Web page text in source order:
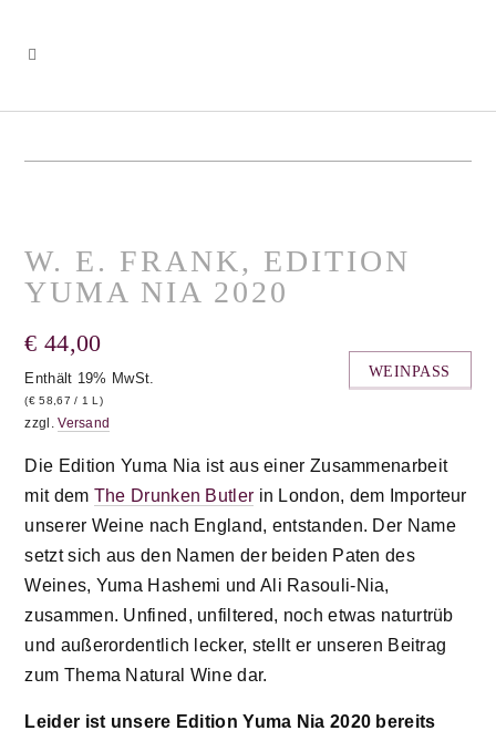
W. E. FRANK, EDITION
YUMA NIA 2020
€ 44,00
Enthält 19% MwSt.
(€ 58,67 / 1 L)
zzgl.Versand
WEINPASS
Die Edition Yuma Nia ist aus einer Zusammenarbeit
mit dem The Drunken Butler in London, dem Importeur
unserer Weine nach England, entstanden. Der Name
setzt sich aus den Namen der beiden Paten des
Weines, Yuma Hashemi und Ali Rasouli-Nia,
zusammen. Unfined, unfiltered, noch etwas naturtrüb
und außerordentlich lecker, stellt er unseren Beitrag
zum Thema Natural Wine dar.
Leider ist unsere Edition Yuma Nia 2020 bereits